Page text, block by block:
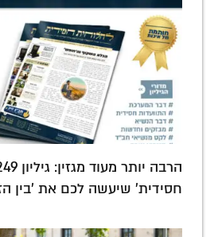
חסידית' שיעשה לכם את 'בין